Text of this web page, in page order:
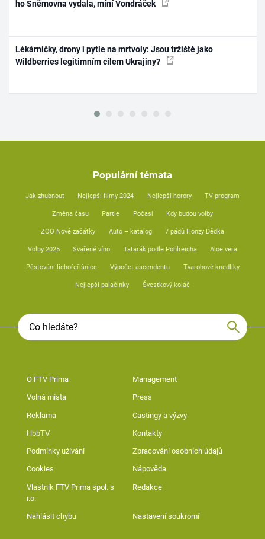
ho Sněmovna vydala, míní Vondráček
Lékárničky, drony i pytle na mrtvoly: Jsou tržiště jako
Wildberries legitimním cílem Ukrajiny?
Populární témata
Jak zhubnout Nejlepší filmy 2024 Nejlepší horory TV program
Změna času Partie Počasí Kdy budou volby
ZOO Nové začátky Auto – katalog 7 pádů Honzy Dědka
Volby 2025 Svařené víno Tatarák podle Pohlreicha Aloe vera
Pěstování lichořeřišnice Výpočet ascendentu Tvarohové knedlíky
Nejlepší palačinky Švestkový koláč
O FTV Prima Management
Volná místa Press
Reklama Castingy a výzvy
HbbTV Kontakty
Podmínky užívání Zpracování osobních údajů
Cookies Nápověda
Vlastník FTV Prima spol. s
r.o.
Redakce
Nahlásit chybu Nastavení soukromí